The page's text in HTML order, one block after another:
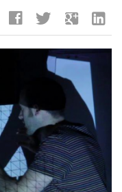
facebook twitter google linkedin